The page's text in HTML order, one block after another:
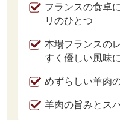
フランスの食卓
リのひとつ
本場フランスの
すく優しい風味
めずらしい羊肉
羊肉の旨みとス